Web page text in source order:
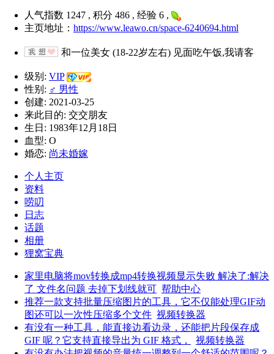
人气指数 1247 , 积分 486 , 经验 6 ,
主页地址： https://www.leawo.cn/space-6240694.html
和一位美女 (18-22岁左右) 见面吃午饭,我请客
级别: VIP
性别: ♂ 男性
创建: 2021-03-25
来此目的: 交交朋友
生日: 1983年12月18日
血型: O
婚恋: 尚未婚嫁
个人主页
资料
唠叨
日志
话题
相册
狸窝宝典
家里电脑将mov转换成mp4转换视频显示失败 解决了:解决
了 文件名问题 去掉下划线就可 帮助中心
推荐一款支持批量压缩图片的工具，它不仅能处理GIF动
图还可以一次性压缩多个文件 视频转换器
有没有一种工具，能直接边看边录，还能把片段保存成
GIF 呢？它支持直接导出为 GIF 格式，
视频转换器